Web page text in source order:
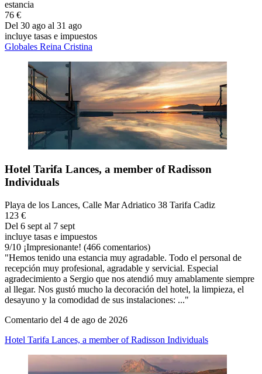
estancia
76 €
Del 30 ago al 31 ago
incluye tasas e impuestos
Globales Reina Cristina
Hotel Tarifa Lances, a member of Radisson
Individuals
Playa de los Lances, Calle Mar Adriatico 38 Tarifa Cadiz
123 €
Del 6 sept al 7 sept
incluye tasas e impuestos
9/10 ¡Impresionante! (466 comentarios)
"Hemos tenido una estancia muy agradable. Todo el personal de
recepción muy profesional, agradable y servicial. Especial
agradecimiento a Sergio que nos atendió muy amablamente siempre
al llegar. Nos gustó mucho la decoración del hotel, la limpieza, el
desayuno y la comodidad de sus instalaciones: ..."
Comentario del 4 de ago de 2026
Hotel Tarifa Lances, a member of Radisson Individuals